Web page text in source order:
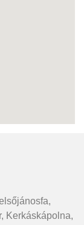
Kerkáskápolna,